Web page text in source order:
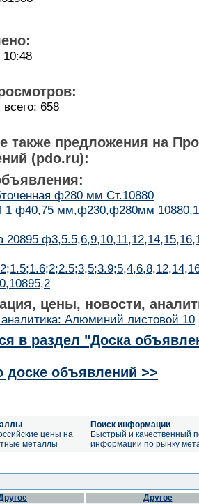
10:48
658
также предложения на
(pdo.ru):
ф280 мм Ст.10880
1 ф40,75 мм,ф230,ф280мм
20895
цены, новости,
Алюминий листовой 10
в раздел "Доска
доске объявлений >>
цены на
металлы
Поиск информации
Быстрый и качественный
информации по рынку
Другое